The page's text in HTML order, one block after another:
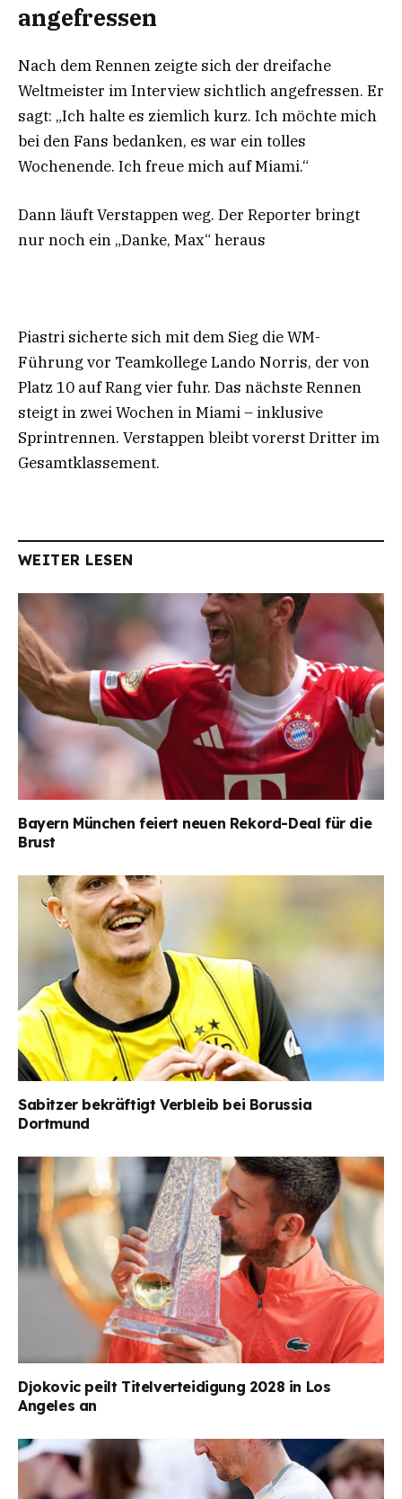
angefressen
Nach dem Rennen zeigte sich der dreifache
Weltmeister im Interview sichtlich angefressen. Er
sagt: „Ich halte es ziemlich kurz. Ich möchte mich
bei den Fans bedanken, es war ein tolles
Wochenende. Ich freue mich auf Miami.“
Dann läuft Verstappen weg. Der Reporter bringt
nur noch ein „Danke, Max“ heraus
Piastri sicherte sich mit dem Sieg die WM-
Führung vor Teamkollege Lando Norris, der von
Platz 10 auf Rang vier fuhr. Das nächste Rennen
steigt in zwei Wochen in Miami – inklusive
Sprintrennen. Verstappen bleibt vorerst Dritter im
Gesamtklassement.
WEITER LESEN
Bayern München feiert neuen Rekord-Deal für die
Brust
Sabitzer bekräftigt Verbleib bei Borussia
Dortmund
Djokovic peilt Titelverteidigung 2028 in Los
Angeles an